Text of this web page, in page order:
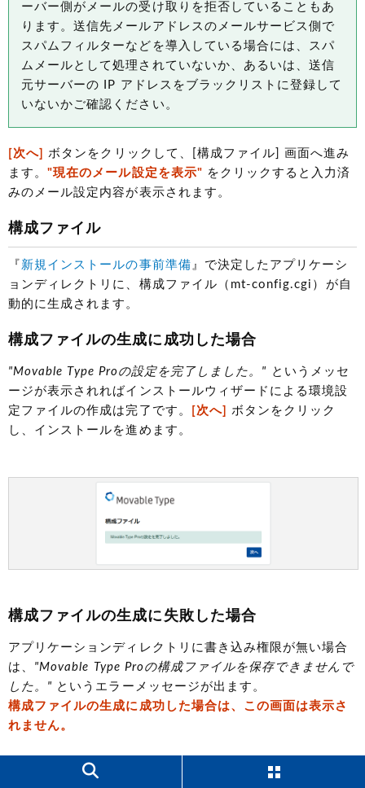
ーバー側がメールの受け取りを拒否していることもあ
ります。送信先メールアドレスのメールサービス側で
スパムフィルターなどを導入している場合には、スパ
ムメールとして処理されていないか、あるいは、送信
元サーバーの IP アドレスをブラックリストに登録して
いないかご確認ください。
[次へ] ボタンをクリックして、[構成ファイル] 画面へ進み
ます。"現在のメール設定を表示" をクリックすると入力済
みのメール設定内容が表示されます。
構成ファイル
『 新規インストールの事前準備 』で決定したアプリケーシ
ョンディレクトリに、構成ファイル（mt-config.cgi）が自
動的に生成されます。
構成ファイルの生成に成功した場合
"Movable Type Proの設定を完了しました。" というメッセ
ージが表示されればインストールウィザードによる環境設
定ファイルの作成は完了です。
[次へ] ボタンをクリック
し、インストールを進めます。
構成ファイルの生成に失敗した場合
アプリケーションディレクトリに書き込み権限が無い場合
は、 "Movable Type Proの構成ファイルを保存できませんで
した。" というエラーメッセージが出ます。
構成ファイルの生成に成功した場合は、この画面は表示さ
れません。